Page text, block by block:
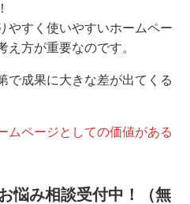
やすく使いやすいホームペー
え方が重要なのです。
で成果に大きな差が出てくる
ムページとしての価値がある
悩み相談受付中！（無